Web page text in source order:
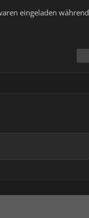
eingeladen während